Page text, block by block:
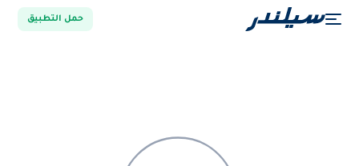
حمل التطبيق